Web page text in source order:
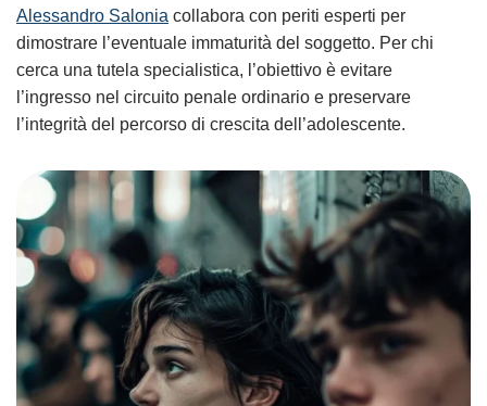
Alessandro Salonia collabora con periti esperti per
dimostrare l’eventuale immaturità del soggetto. Per chi
cerca una tutela specialistica, l’obiettivo è evitare
l’ingresso nel circuito penale ordinario e preservare
l’integrità del percorso di crescita dell’adolescente.